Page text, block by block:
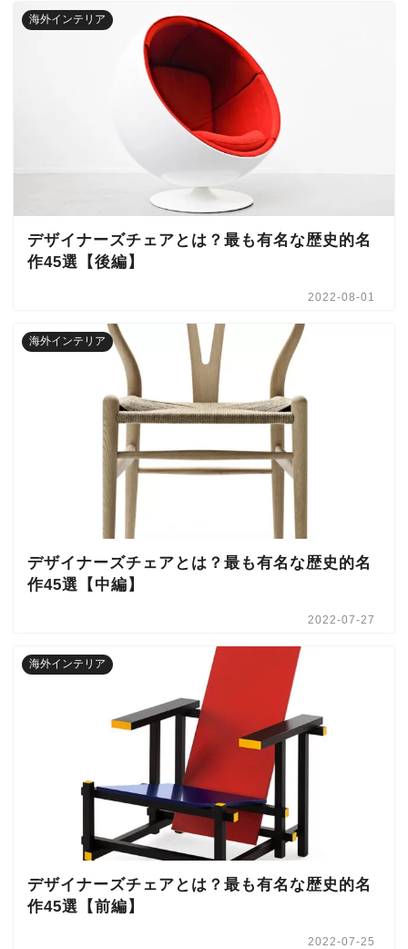
海外インテリア
デザイナーズチェアとは？最も有名な歴史的名
作45選【後編】
2022-08-01
海外インテリア
デザイナーズチェアとは？最も有名な歴史的名
作45選【中編】
2022-07-27
海外インテリア
デザイナーズチェアとは？最も有名な歴史的名
作45選【前編】
2022-07-25